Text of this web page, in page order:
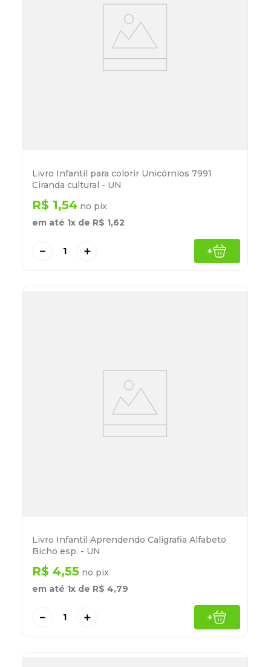
Livro Infantil para colorir Unicórnios 7991
Ciranda cultural - UN
R$ 1,54 no pix
em até 1x de R$ 1,62
＋
－ +
Livro Infantil Aprendendo Caligrafia Alfabeto
Bicho esp. - UN
R$ 4,55 no pix
em até 1x de R$ 4,79
＋
－ +